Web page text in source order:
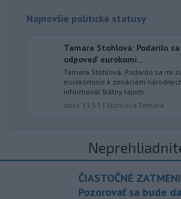
Najnovšie politické statusy
Tamara Stohlová: Podarilo
odpoveď eurokomi...
Tamara Stohlová: Podarilo sa mi
eurokomisie k zonáciám
informoval štátny tajom...
dnes 11:53 | Stohlová Tamara
ČIASTOČNÉ
Pozorovať sa bude